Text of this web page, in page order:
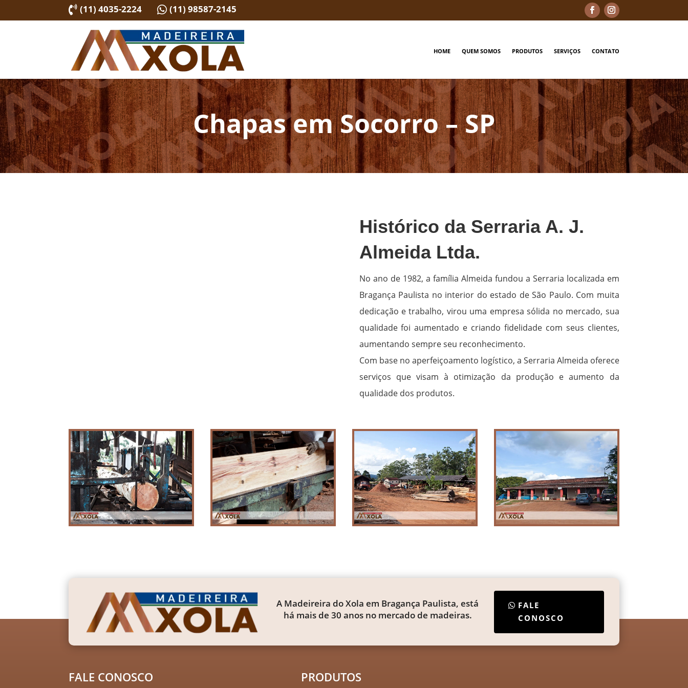
 (11) 4035-2224  (11) 98587-2145
HOME QUEM SOMOS PRODUTOS SERVIÇOS CONTATO
Chapas em Socorro – SP
Histórico da Serraria A. J.
Almeida Ltda.
No ano de 1982, a família Almeida fundou a Serraria localizada em
Bragança Paulista no interior do estado de São Paulo. Com muita
dedicação e trabalho, virou uma empresa sólida no mercado, sua
qualidade foi aumentado e criando fidelidade com seus clientes,
aumentando sempre seu reconhecimento.
Com base no aperfeiçoamento logístico, a Serraria Almeida oferece
serviços que visam à otimização da produção e aumento da
qualidade dos produtos.
A Madeireira do Xola em Bragança Paulista, está
há mais de 30 anos no mercado de madeiras.
FALE
CONOSCO
FALE CONOSCO PRODUTOS